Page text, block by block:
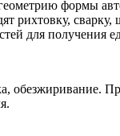
формы
рихтовку, сварку,
для получения
обезжиривание.